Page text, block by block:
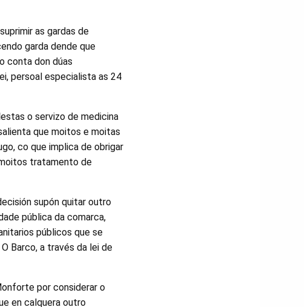
as gardas de
garda dende que
conta don dúas
persoal especialista as 24
o servizo de medicina
que moitos e moitas
co que implica de obrigar
tratamento de
supón quitar outro
pública da comarca,
públicos que se
Barco, a través da lei de
por considerar o
en calquera outro